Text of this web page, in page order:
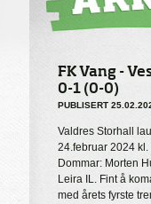
FK Vang -
0-1 (0-0)
PUBLISERT
Valdres Storhall
24.februar 2024 kl.
Dommar: Morten
Leira IL. Fint å
med årets fyrste